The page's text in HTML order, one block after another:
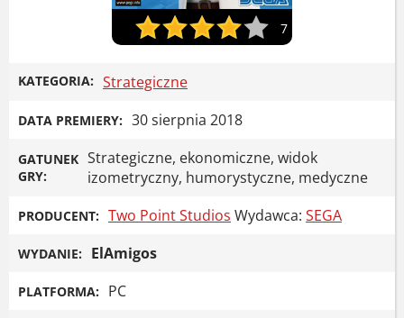
7
KATEGORIA: Strategiczne
DATA PREMIERY: 30 sierpnia 2018
GATUNEK
GRY:
Strategiczne, ekonomiczne, widok
izometryczny, humorystyczne, medyczne
PRODUCENT: Two Point Studios Wydawca: SEGA
WYDANIE: ElAmigos
PLATFORMA: PC